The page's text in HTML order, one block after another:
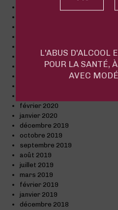
juillet 2020
juin 2020
février 2020
janvier 2020
décembre 2019
octobre 2019
septembre 2019
août 2019
juillet 2019
mars 2019
février 2019
janvier 2019
décembre 2018
L'ABUS D'ALCOOL
POUR LA SANTÉ,
AVEC